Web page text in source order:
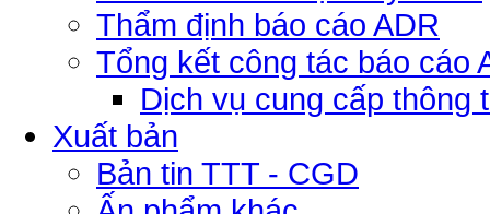
Thẩm định báo cáo ADR
Tổng kết công tác báo cáo
Dịch vụ cung cấp thông
Xuất bản
Bản tin TTT - CGD